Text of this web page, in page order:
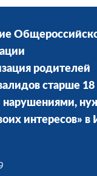
родителей
старше 18
интересов» в